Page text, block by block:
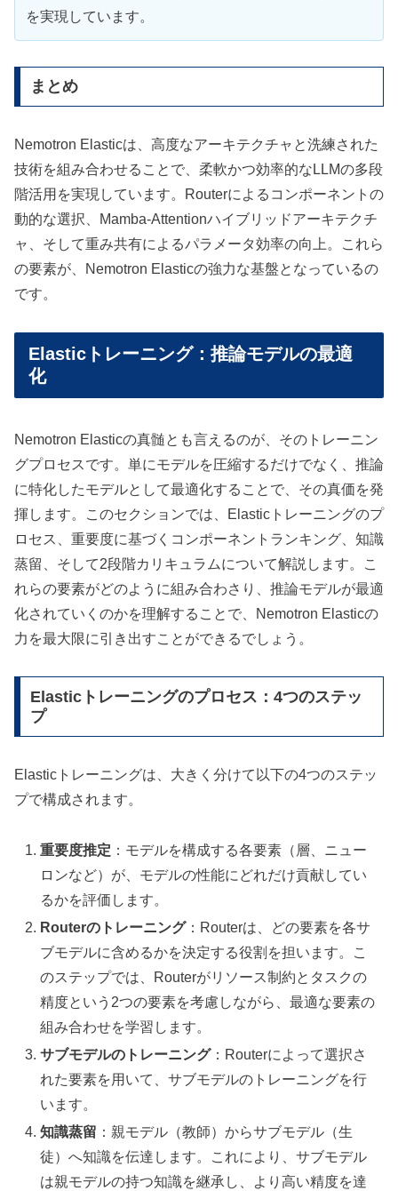
を実現しています。
まとめ
Nemotron Elasticは、高度なアーキテクチャと洗練された
技術を組み合わせることで、柔軟かつ効率的なLLMの多段
階活用を実現しています。Routerによるコンポーネントの
動的な選択、Mamba-Attentionハイブリッドアーキテクチ
ャ、そして重み共有によるパラメータ効率の向上。これら
の要素が、Nemotron Elasticの強力な基盤となっているの
です。
Elasticトレーニング：推論モデルの最適
化
Nemotron Elasticの真髄とも言えるのが、そのトレーニン
グプロセスです。単にモデルを圧縮するだけでなく、推論
に特化したモデルとして最適化することで、その真価を発
揮します。このセクションでは、Elasticトレーニングのプ
ロセス、重要度に基づくコンポーネントランキング、知識
蒸留、そして2段階カリキュラムについて解説します。こ
れらの要素がどのように組み合わさり、推論モデルが最適
化されていくのかを理解することで、Nemotron Elasticの
力を最大限に引き出すことができるでしょう。
Elasticトレーニングのプロセス：4つのステッ
プ
Elasticトレーニングは、大きく分けて以下の4つのステッ
プで構成されます。
重要度推定 ：モデルを構成する各要素（層、ニュー
ロンなど）が、モデルの性能にどれだけ貢献してい
るかを評価します。
Routerのトレーニング：Routerは、どの要素を各サ
ブモデルに含めるかを決定する役割を担います。こ
のステップでは、Routerがリソース制約とタスクの
精度という2つの要素を考慮しながら、最適な要素の
組み合わせを学習します。
サブモデルのトレーニング：Routerによって選択さ
れた要素を用いて、サブモデルのトレーニングを行
います。
知識蒸留 ：親モデル（教師）からサブモデル（生
徒）へ知識を伝達します。これにより、サブモデル
は親モデルの持つ知識を継承し、より高い精度を達